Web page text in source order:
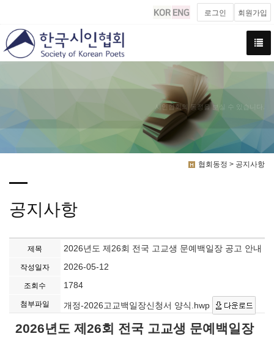
로그인 회원가입
시인협회의 동정을 보실 수 있습니다.
협회동정 > 공지사항
공지사항
제목 2026년도 제26회 전국 고교생 문예백일장 공고 안내
작성일자 2026-05-12
조회수 1784
첨부파일 개정-2026고교백일장신청서 양식.hwp
2026년도 제26회 전국 고교생 문예백일장